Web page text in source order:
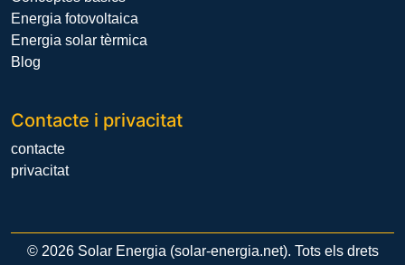
Energia fotovoltaica
Energia solar tèrmica
Blog
Contacte i privacitat
contacte
privacitat
© 2026 Solar Energia (solar-energia.net). Tots els drets